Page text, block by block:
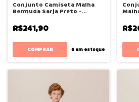
Conjunto Camiseta Malha
Bermuda Sarja Preto -
R$241,90
COMPRAR 6em estoque